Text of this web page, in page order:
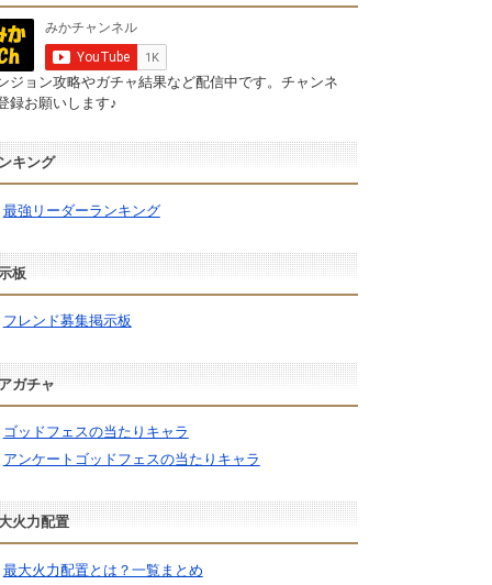
ジョン攻略やガチャ結果など配信中です。チャンネ
録お願いします♪
キング
最強リーダーランキング
板
フレンド募集掲示板
ガチャ
ゴッドフェスの当たりキャラ
アンケートゴッドフェスの当たりキャラ
火力配置
最大火力配置とは？一覧まとめ